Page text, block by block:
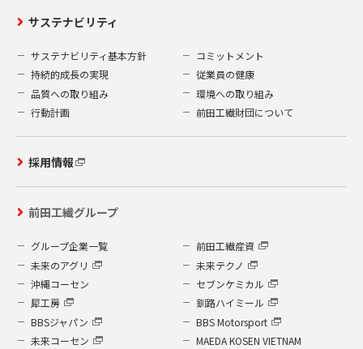
サステナビリティ
サステナビリティ基本方針
コミットメント
持続的成長の実現
従業員の健康
品質への取り組み
環境への取り組み
行動計画
前田工繊財団について
採用情報
前田工繊グループ
グループ企業一覧
前田工繊産資
未来のアグリ
未来テクノ
沖縄コーセン
セブンケミカル
犀工房
釧路ハイミール
BBSジャパン
BBS Motorsport
未来コーセン
MAEDA KOSEN VIETNAM